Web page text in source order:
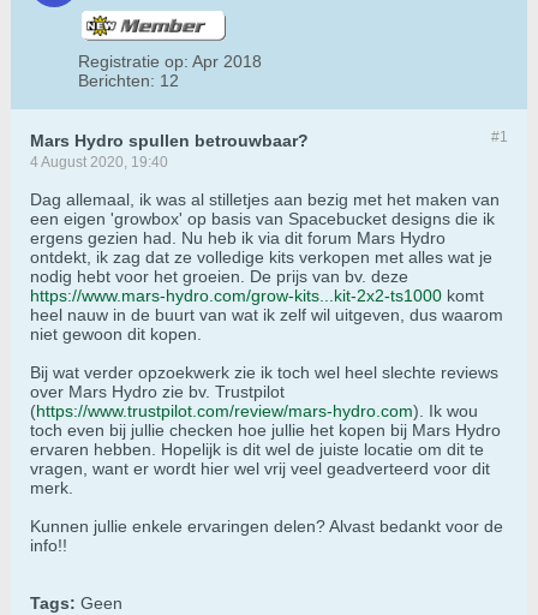
Registratie op: Apr 2018
Berichten: 12
#1
Mars Hydro spullen betrouwbaar?
4 August 2020, 19:40
Dag allemaal, ik was al stilletjes aan bezig met het maken van
een eigen 'growbox' op basis van Spacebucket designs die ik
ergens gezien had. Nu heb ik via dit forum Mars Hydro
ontdekt, ik zag dat ze volledige kits verkopen met alles wat je
nodig hebt voor het groeien. De prijs van bv. deze
https://www.mars-hydro.com/grow-kits...kit-2x2-ts1000 komt
heel nauw in de buurt van wat ik zelf wil uitgeven, dus waarom
niet gewoon dit kopen.
Bij wat verder opzoekwerk zie ik toch wel heel slechte reviews
over Mars Hydro zie bv. Trustpilot
(https://www.trustpilot.com/review/mars-hydro.com). Ik wou
toch even bij jullie checken hoe jullie het kopen bij Mars Hydro
ervaren hebben. Hopelijk is dit wel de juiste locatie om dit te
vragen, want er wordt hier wel vrij veel geadverteerd voor dit
merk.
Kunnen jullie enkele ervaringen delen? Alvast bedankt voor de
info!!
Tags: Geen